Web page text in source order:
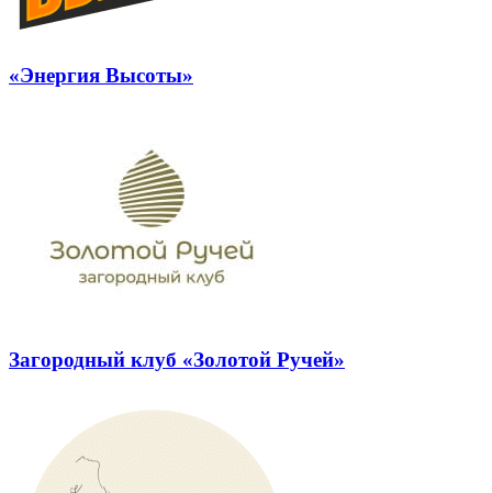
«Энергия Высоты»
Загородный клуб «Золотой Ручей»